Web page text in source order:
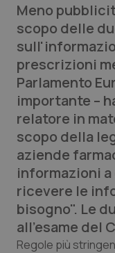
Lettere al
Edizioni
QS Pro
Professionisti
Abruzzo
Basilicata
Calabria
QS Pro Gold
Artrite &
Asma &
QS Club
Meno
scopo delle
prescrizioni
Parlamento
importante –
relatore in
scopo della
aziende
informazioni
ricevere le
bisogno". Le
all’esame del
Regole più